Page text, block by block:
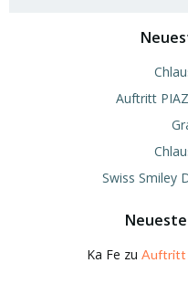
Auftritt
Swiss Smiley
Ka Fe zu Auftritt